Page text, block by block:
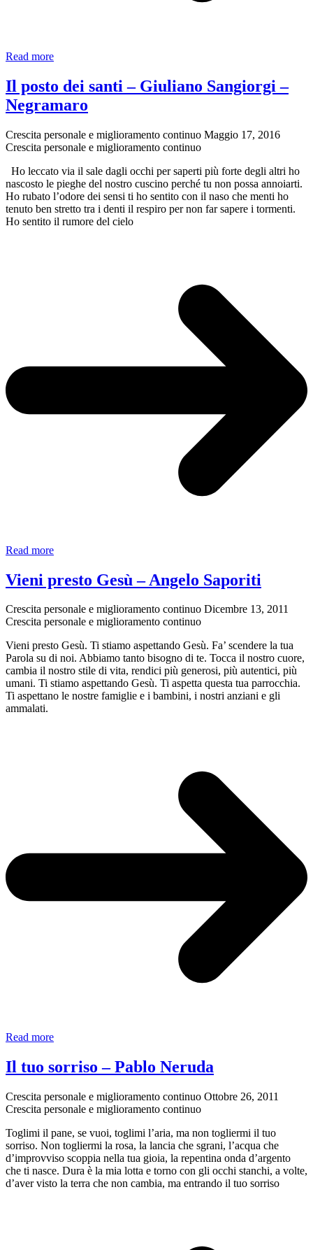
Read moreDoroty
Day:
concorso
2019
Il posto dei santi – Giuliano Sangiorgi –
Negramaro
Crescita personale e miglioramento continuo Maggio 17, 2016
Crescita personale e miglioramento continuo
Ho leccato via il sale dagli occhi per saperti più forte degli altri ho
nascosto le pieghe del nostro cuscino perché tu non possa annoiarti.
Ho rubato l’odore dei sensi ti ho sentito con il naso che menti ho
tenuto ben stretto tra i denti il respiro per non far sapere i tormenti.
Ho sentito il rumore del cielo
Read moreIl
santi
Giuliano
Sangiorgi
Negramaro
Vieni presto Gesù – Angelo Saporiti
Crescita personale e miglioramento continuo Dicembre 13, 2011
Crescita personale e miglioramento continuo
Vieni presto Gesù. Ti stiamo aspettando Gesù. Fa’ scendere la tua
Parola su di noi. Abbiamo tanto bisogno di te. Tocca il nostro cuore,
cambia il nostro stile di vita, rendici più generosi, più autentici, più
umani. Ti stiamo aspettando Gesù. Ti aspetta questa tua parrocchia.
Ti aspettano le nostre famiglie e i bambini, i nostri anziani e gli
ammalati.
Read moreVieni
Gesù
–
Saporiti
Il tuo sorriso – Pablo Neruda
Crescita personale e miglioramento continuo Ottobre 26, 2011
Crescita personale e miglioramento continuo
Toglimi il pane, se vuoi, toglimi l’aria, ma non togliermi il tuo
sorriso. Non togliermi la rosa, la lancia che sgrani, l’acqua che
d’improvviso scoppia nella tua gioia, la repentina onda d’argento
che ti nasce. Dura è la mia lotta e torno con gli occhi stanchi, a volte,
d’aver visto la terra che non cambia, ma entrando il tuo sorriso